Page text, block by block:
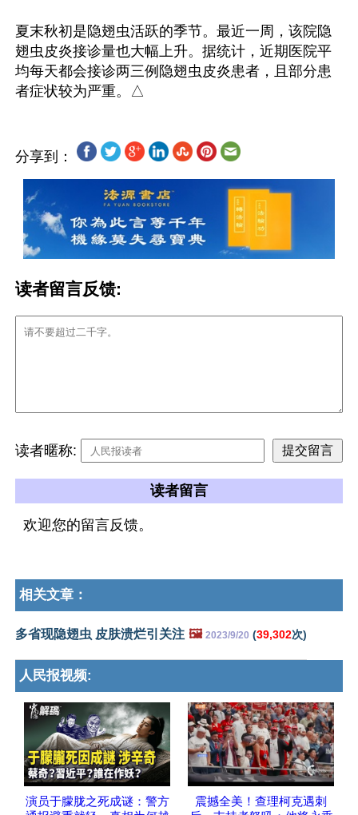
夏末秋初是隐翅虫活跃的季节。最近一周，该院隐
翅虫皮炎接诊量也大幅上升。据统计，近期医院平
均每天都会接诊两三例隐翅虫皮炎患者，且部分患
分享到：
读者留言反馈:
读者暱称:
读者留言
欢迎您的留言反馈。
相关文章：
多省现隐翅虫 皮肤溃烂引关注 🖼️ 2023/9/20 (39,302次)
人民报视频:
演员于朦胧之死成谜：警方
震撼全美！查理柯克遇刺